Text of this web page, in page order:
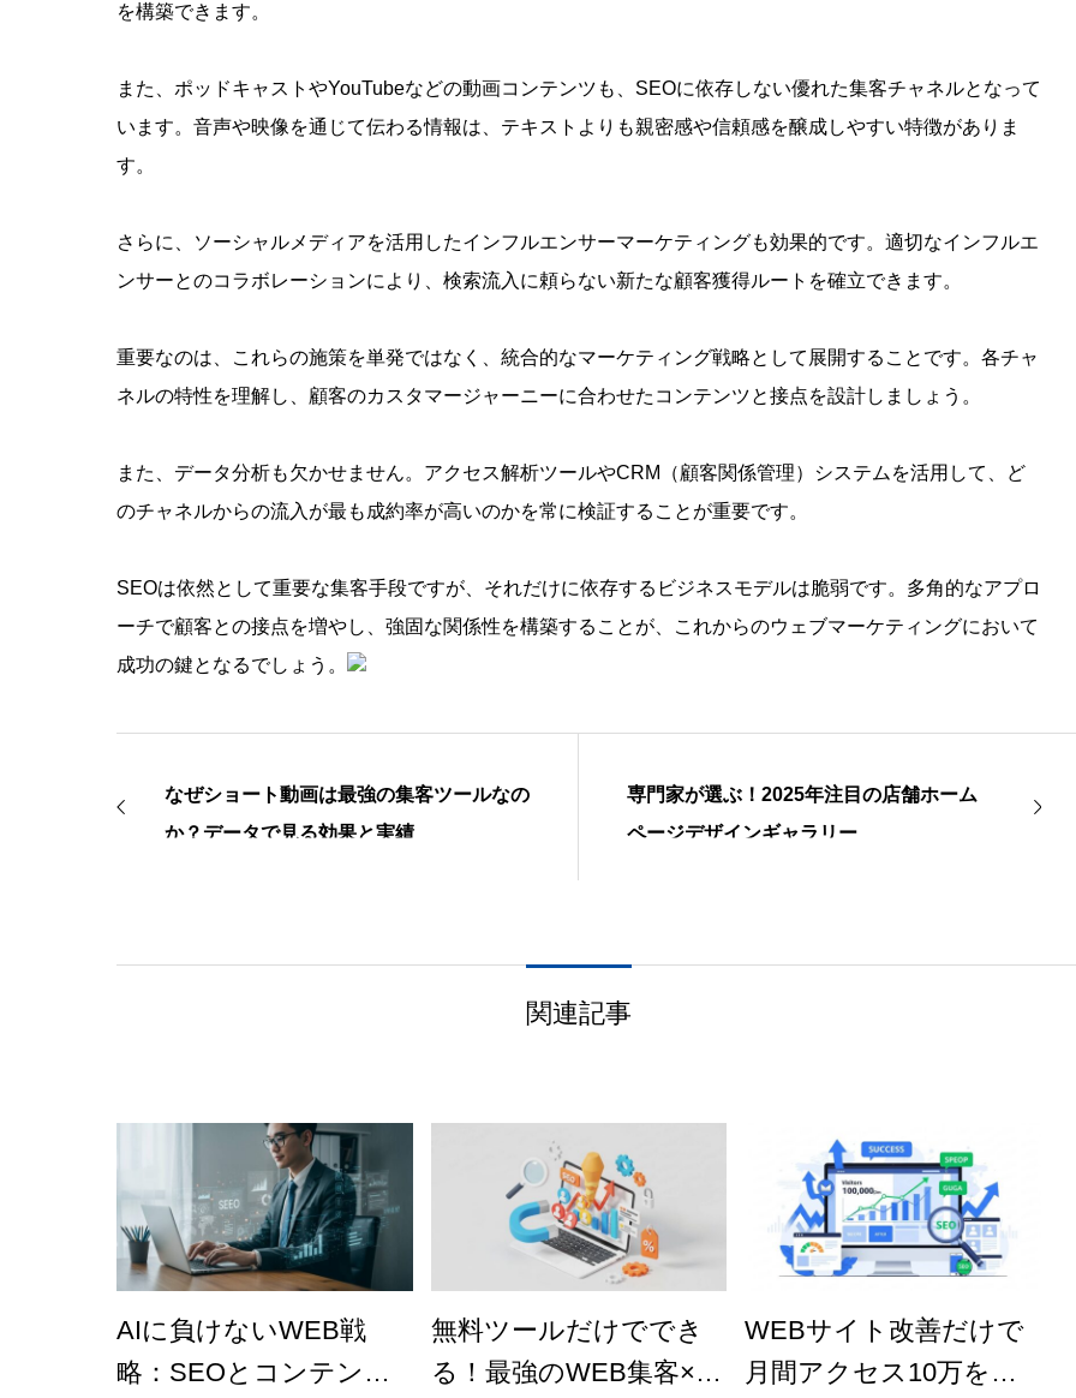
を構築できます。
また、ポッドキャストやYouTubeなどの動画コンテンツも、SEOに依存しない優れた集客チャネルとなって
います。音声や映像を通じて伝わる情報は、テキストよりも親密感や信頼感を醸成しやすい特徴がありま
す。
さらに、ソーシャルメディアを活用したインフルエンサーマーケティングも効果的です。適切なインフルエ
ンサーとのコラボレーションにより、検索流入に頼らない新たな顧客獲得ルートを確立できます。
重要なのは、これらの施策を単発ではなく、統合的なマーケティング戦略として展開することです。各チャ
ネルの特性を理解し、顧客のカスタマージャーニーに合わせたコンテンツと接点を設計しましょう。
また、データ分析も欠かせません。アクセス解析ツールやCRM（顧客関係管理）システムを活用して、ど
のチャネルからの流入が最も成約率が高いのかを常に検証することが重要です。
SEOは依然として重要な集客手段ですが、それだけに依存するビジネスモデルは脆弱です。多角的なアプロ
ーチで顧客との接点を増やし、強固な関係性を構築することが、これからのウェブマーケティングにおいて
成功の鍵となるでしょう。
なぜショート動画は最強の集客ツールなの
か？データで見る効果と実績
専門家が選ぶ！2025年注目の店舗ホーム
ページデザインギャラリー
関連記事
AIに負けないWEB戦
略：SEOとコンテンツ
無料ツールだけででき
る！最強のWEB集客×S
WEBサイト改善だけで
月間アクセス10万を達